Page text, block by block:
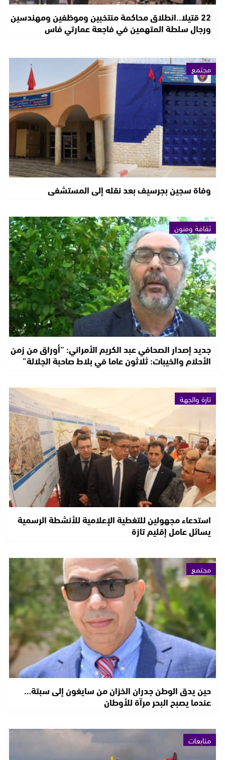
22 قتيلا..انطلاق محاكمة منتخبين وموظفين ومهندسين
ورجال سلطة المتهمين في فاجعة عمارتي فاس
مجتمع
وفاة سجين بجرسيف بعد نقله إلى المستشفى
ثقافة وفنون
جديد إصدار الصحافي عبد الكريم الأمراني: “أوراق من زمن
الأحلام والخيبات: ثلاثون عاما في بلاط صاحبة الجلالة”
تازة والجهة
استدعاء مجهولين للتغطية الإعلامية للأنشطة الرسمية
يسائل عامل إقليم تازة
مجتمع
حين يدق الوطن جدران الخزان من سايغون إلى سبتة…
عندما يصبح البحر مرآة للأوطان
متابعات